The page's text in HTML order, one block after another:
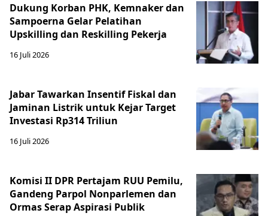
Dukung Korban PHK, Kemnaker dan
Sampoerna Gelar Pelatihan
Upskilling dan Reskilling Pekerja
16 Juli 2026
Jabar Tawarkan Insentif Fiskal dan
Jaminan Listrik untuk Kejar Target
Investasi Rp314 Triliun
16 Juli 2026
Komisi II DPR Pertajam RUU Pemilu,
Gandeng Parpol Nonparlemen dan
Ormas Serap Aspirasi Publik